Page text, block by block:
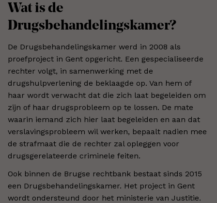
Wat is de
Drugsbehandelingskamer?
De Drugsbehandelingskamer werd in 2008 als
proefproject in Gent opgericht. Een gespecialiseerde
rechter volgt, in samenwerking met de
drugshulpverlening de beklaagde op. Van hem of
haar wordt verwacht dat die zich laat begeleiden om
zijn of haar drugsprobleem op te lossen. De mate
waarin iemand zich hier laat begeleiden en aan dat
verslavingsprobleem wil werken, bepaalt nadien mee
de strafmaat die de rechter zal opleggen voor
drugsgerelateerde criminele feiten.
Ook binnen de Brugse rechtbank bestaat sinds 2015
een Drugsbehandelingskamer. Het project in Gent
wordt ondersteund door het ministerie van Justitie.